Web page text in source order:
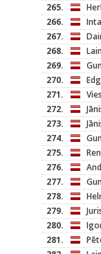
265.
266.
267.
268.
269.
270.
271.
272.
273.
274.
275.
276.
277.
278.
279.
280.
281.